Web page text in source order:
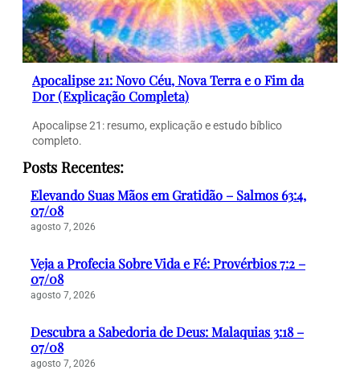
Apocalipse 21: Novo Céu, Nova Terra e o Fim da
Dor (Explicação Completa)
Apocalipse 21: resumo, explicação e estudo bíblico
completo.
Posts Recentes:
Elevando Suas Mãos em Gratidão – Salmos 63:4,
07/08
agosto 7, 2026
Veja a Profecia Sobre Vida e Fé: Provérbios 7:2 –
07/08
agosto 7, 2026
Descubra a Sabedoria de Deus: Malaquias 3:18 –
07/08
agosto 7, 2026